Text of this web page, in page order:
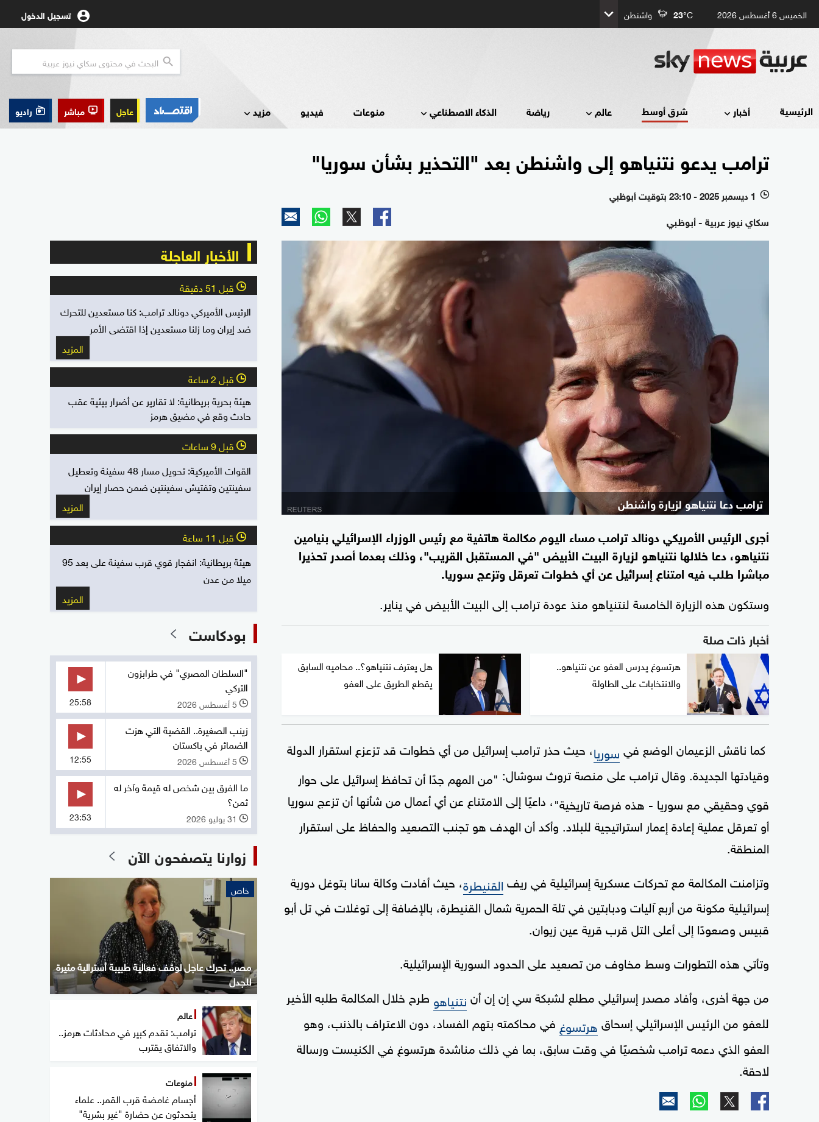
الخميس 6 أغسطس 2026 23°C واشنطن تسجيل الدخول
الرئيسية أخبار شرق أوسط عالم رياضة الذكاء الاصطناعي منوعات فيديو مزيد عاجل مباشر راديو
ترامب يدعو نتنياهو إلى واشنطن بعد "التحذير بشأن سوريا"
l 1 ديسمبر 2025 - 23:10 بتوقيت أبوظبي
سكاي نيوز عربية - أبوظبي
ترامب دعا نتنياهو لزيارة واشنطن
أجرى الرئيس الأمريكي دونالد ترامب مساء اليوم مكالمة هاتفية مع رئيس الوزراء الإسرائيلي بنيامين
نتنياهو، دعا خلالها نتنياهو لزيارة البيت الأبيض "في المستقبل القريب"، وذلك بعدما أصدر تحذيرا
مباشرا طلب فيه امتناع إسرائيل عن أي خطوات تعرقل وتزعج سوريا.
وستكون هذه الزيارة الخامسة لنتنياهو منذ عودة ترامب إلى البيت الأبيض في يناير.
أخبار ذات صلة
هرتسوغ يدرس العفو عن نتنياهو..
والانتخابات على الطاولة
هل يعترف نتنياهو؟.. محاميه السابق
يقطع الطريق على العفو
كما ناقش الزعيمان الوضع في سوريا، حيث حذر ترامب إسرائيل من أي خطوات قد تزعزع استقرار الدولة
وقيادتها الجديدة. وقال ترامب على منصة تروث سوشال: "من المهم جدًا أن تحافظ إسرائيل على حوار
قوي وحقيقي مع سوريا - هذه فرصة تاريخية"، داعيًا إلى الامتناع عن أي أعمال من شأنها أن تزعج سوريا
أو تعرقل عملية إعادة إعمار استراتيجية للبلاد. وأكد أن الهدف هو تجنب التصعيد والحفاظ على استقرار
المنطقة.
وتزامنت المكالمة مع تحركات عسكرية إسرائيلية في ريف القنيطرة، حيث أفادت وكالة سانا بتوغل دورية
إسرائيلية مكونة من أربع آليات ودبابتين في تلة الحمرية شمال القنيطرة، بالإضافة إلى توغلات في تل أبو
قبيس وصعودًا إلى أعلى التل قرب قرية عين زيوان.
وتأتي هذه التطورات وسط مخاوف من تصعيد على الحدود السورية الإسرائيلية.
من جهة أخرى، وأفاد مصدر إسرائيلي مطلع لشبكة سي إن إن أن نتنياهو طرح خلال المكالمة طلبه الأخير
للعفو من الرئيس الإسرائيلي إسحاق هرتسوغ في محاكمته بتهم الفساد، دون الاعتراف بالذنب، وهو
العفو الذي دعمه ترامب شخصيًا في وقت سابق، بما في ذلك مناشدة هرتسوغ في الكنيست ورسالة
لاحقة.
الأخبار العاجلة
l قبل 51 دقيقة
الرئيس الأميركي دونالد ترامب: كنا مستعدين للتحرك
ضد إيران وما زلنا مستعدين إذا اقتضى الأمر
المزيد
l قبل 2 ساعة
هيئة بحرية بريطانية: لا تقارير عن أضرار بيئية عقب
حادث وقع في مضيق هرمز
l قبل 9 ساعات
القوات الأميركية: تحويل مسار 48 سفينة وتعطيل
سفينتين وتفتيش سفينتين ضمن حصار إيران
المزيد
l قبل 11 ساعة
هيئة بريطانية: انفجار قوي قرب سفينة على بعد 95
ميلا من عدن
المزيد
بودكاست
"السلطان المصري" في طرابزون
التركي
l 5 أغسطس 2026 25:58
زينب الصغيرة.. القضية التي هزت
الضمائر في باكستان
l 5 أغسطس 2026 12:55
ما الفرق بين شخص له قيمة وآخر له
ثمن؟
l 31 يوليو 2026 23:53
زوارنا يتصفحون الآن
خاص
مصر.. تحرك عاجل لوقف فعالية طبيبة أسترالية مثيرة
للجدل
عالم
ترامب: تقدم كبير في محادثات هرمز..
والاتفاق يقترب
منوعات
أجسام غامضة قرب القمر.. علماء
يتحدثون عن حضارة "غير بشرية"